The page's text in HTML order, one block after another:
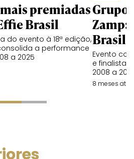
premiadas
Brasil
do evento à 18ª edição,
a performance
a 2025
Grupo
Zamp:
Brasil
Evento
e finalistas
2008 a
8 meses